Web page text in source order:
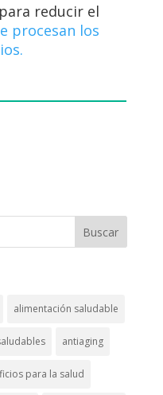
reducir el
procesan los
alimentación saludable
antiaging
para la salud